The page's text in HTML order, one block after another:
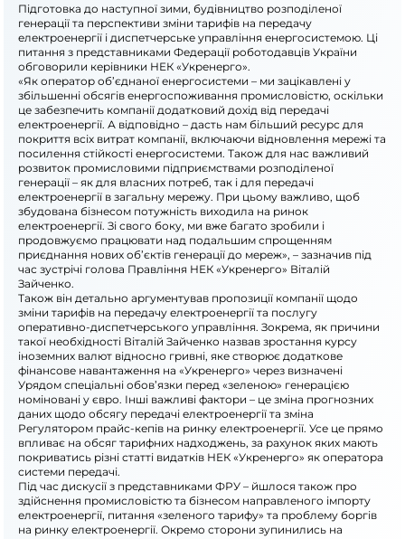
Підготовка до наступної зими, будівництво розподіленої
генерації та перспективи зміни тарифів на передачу
електроенергії і диспетчерське управління енергосистемою. Ці
питання з представниками Федерації роботодавців України
обговорили керівники НЕК «Укренерго».
«Як оператор об’єднаної енергосистеми – ми зацікавлені у
збільшенні обсягів енергоспоживання промисловістю, оскільки
це забезпечить компанії додатковий дохід від передачі
електроенергії. А відповідно – дасть нам більший ресурс для
покриття всіх витрат компанії, включаючи відновлення мережі та
посилення стійкості енергосистеми. Також для нас важливий
розвиток промисловими підприємствами розподіленої
генерації – як для власних потреб, так і для передачі
електроенергії в загальну мережу. При цьому важливо, щоб
збудована бізнесом потужність виходила на ринок
електроенергії. Зі свого боку, ми вже багато зробили і
продовжуємо працювати над подальшим спрощенням
приєднання нових об’єктів генерації до мереж», – зазначив під
час зустрічі голова Правління НЕК «Укренерго» Віталій
Зайченко.
Також він детально аргументував пропозиції компанії щодо
зміни тарифів на передачу електроенергії та послугу
оперативно-диспетчерського управління. Зокрема, як причини
такої необхідності Віталій Зайченко назвав зростання курсу
іноземних валют відносно гривні, яке створює додаткове
фінансове навантаження на «Укренерго» через визначені
Урядом спеціальні обов’язки перед «зеленою» генерацією
номіновані у євро. Інші важливі фактори – це зміна прогнозних
даних щодо обсягу передачі електроенергії та зміна
Регулятором прайс-кепів на ринку електроенергії. Усе це прямо
впливає на обсяг тарифних надходжень, за рахунок яких мають
покриватись різні статті видатків НЕК «Укренерго» як оператора
системи передачі.
Під час дискусії з представниками ФРУ – йшлося також про
здійснення промисловістю та бізнесом направленого імпорту
електроенергії, питання «зеленого тарифу» та проблему боргів
на ринку електроенергії. Окремо сторони зупинились на